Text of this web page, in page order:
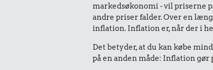
markedsøkonomi - vil priserne
andre priser falder. Over en
inflation. Inflation er, når der i
Det betyder, at du kan købe
på en anden måde: Inflation